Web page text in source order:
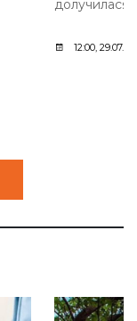
долучилася
12:00,